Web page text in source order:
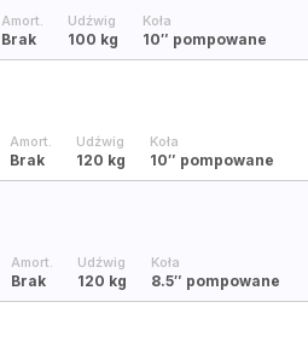
Amort.
Brak
Udźwig
100 kg
Koła
10″ pompowane
Amort.
Brak
Udźwig
120 kg
Koła
10″ pompowane
Amort.
Brak
Udźwig
120 kg
Koła
8.5″ pompowane